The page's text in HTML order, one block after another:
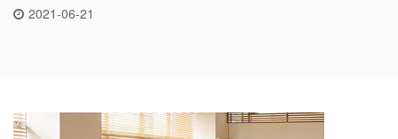
2021-06-21